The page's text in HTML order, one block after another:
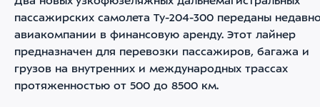
пассажирских самолета Ту-204-300 переданы
авиакомпании в финансовую аренду. Этот лайнер
предназначен для перевозки пассажиров, багажа и
грузов на внутренних и международных трассах
протяженностью от 500 до 8500 км.